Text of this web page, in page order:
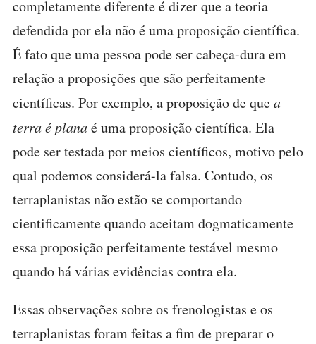
completamente diferente é dizer que a teoria
defendida por ela não é uma proposição científica.
É fato que uma pessoa pode ser cabeça-dura em
relação a proposições que são perfeitamente
científicas. Por exemplo, a proposição de quea
terra é planaé uma proposição científica. Ela
pode ser testada por meios científicos, motivo pelo
qual podemos considerá-la falsa. Contudo, os
terraplanistas não estão se comportando
cientificamente quando aceitam dogmaticamente
essa proposição perfeitamente testável mesmo
quando há várias evidências contra ela.
Essas observações sobre os frenologistas e os
terraplanistas foram feitas a fim de preparar o